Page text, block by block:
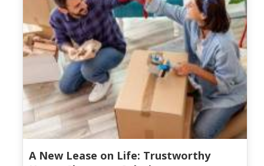
A New Lease on Life: Trustworthy